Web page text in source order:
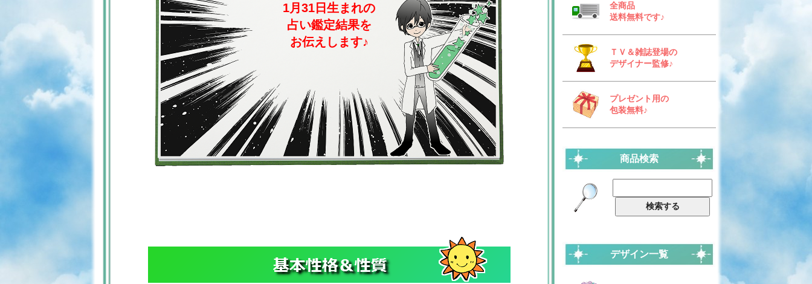
1月31日生まれの
占い鑑定結果を
お伝えします♪
全商品
送料無料です♪
ＴＶ＆雑誌登場の
デザイナー監修♪
プレゼント用の
包装無料♪
商品検索
デザイン一覧